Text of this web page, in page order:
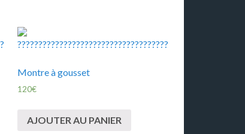
Montre à gousset
120€
AJOUTER AU PANIER